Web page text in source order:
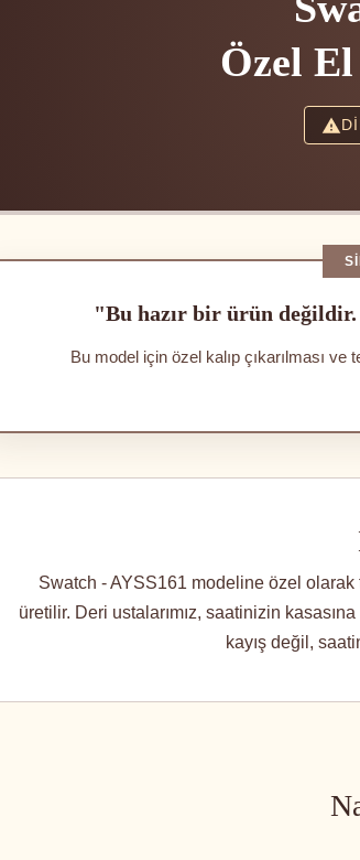
Özel El
"Bu hazır bir ürün
Bu model için özel kalıp çıkarılması
Swatch - AYSS161 modeline özel
üretilir. Deri ustalarımız, saatinizin
kayış değil,